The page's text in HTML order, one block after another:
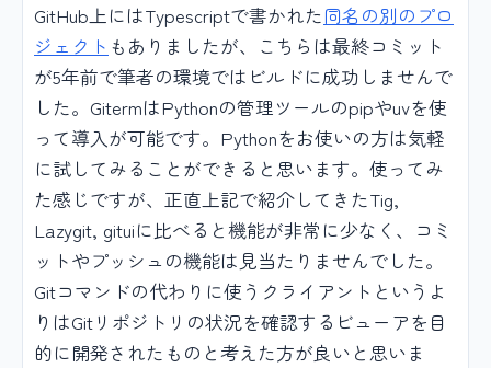
GitHub上にはTypescriptで書かれた同名の別のプロ
ジェクト もありましたが、こちらは最終コミット
が5年前で筆者の環境ではビルドに成功しませんで
した。GitermはPythonの管理ツールのpipやuvを使
って導入が可能です。Pythonをお使いの方は気軽
に試してみることができると思います。使ってみ
た感じですが、正直上記で紹介してきたTig,
Lazygit, gituiに比べると機能が非常に少なく、コミ
ットやプッシュの機能は見当たりませんでした。
Gitコマンドの代わりに使うクライアントというよ
りはGitリポジトリの状況を確認するビューアを目
的に開発されたものと考えた方が良いと思いま